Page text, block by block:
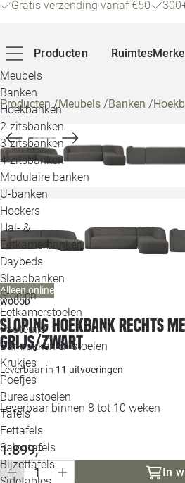
Gratis verzending vanaf €50
Producten
Meubels
Banken
Hoekbanken
2-zitsbanken
3-zitsbanken
4-zitsbanken
Modulaire banken
U-banken
Hockers
Hal- &
Eetkamerbanken
Daybeds
Slaapbanken
Stoelen
Eetkamerstoelen
Fauteuils
Barkrukken & -stoelen
Krukjes
Poefjes
Bureaustoelen
Tafels
Eettafels
Salontafels
Bijzettafels
Ruimtes
Producten/Meubels /Banken /
Alleen online
WOOOD
Sloping hoekbank rechts
grijs/zwart
Leverbaar in 11 uitvoeringen
Leverbaar binnen 8 tot 10 weken
1.899,-
In